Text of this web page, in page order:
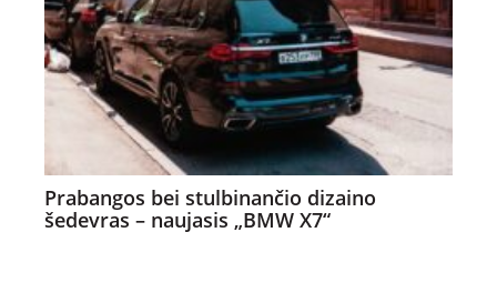
Prabangos bei stulbinančio dizaino
šedevras – naujasis „BMW X7“